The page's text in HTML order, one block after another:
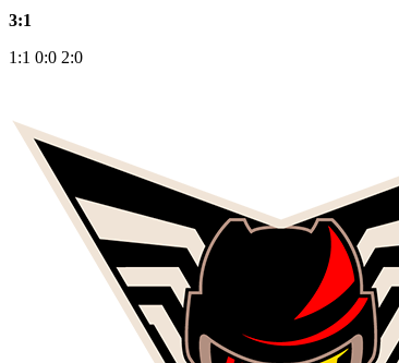
3:1
1:1 0:0 2:0